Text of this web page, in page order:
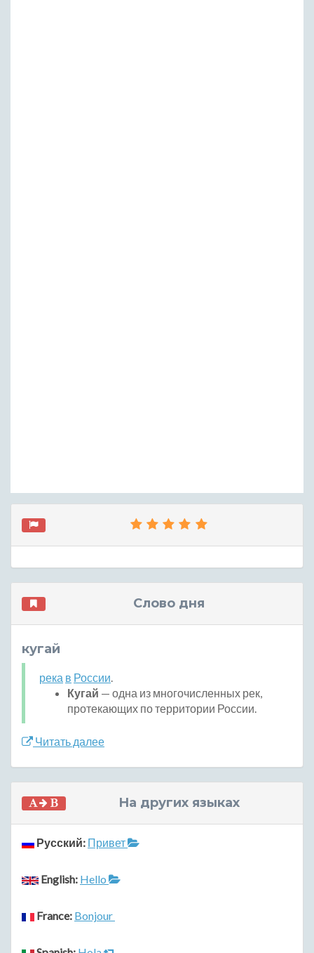
Слово дня
кугай
река в России.
Кугай — одна из многочисленных рек,
протекающих по территории России.
Читать далее
На других языках
Русский: Привет
English: Hello
France: Bonjour